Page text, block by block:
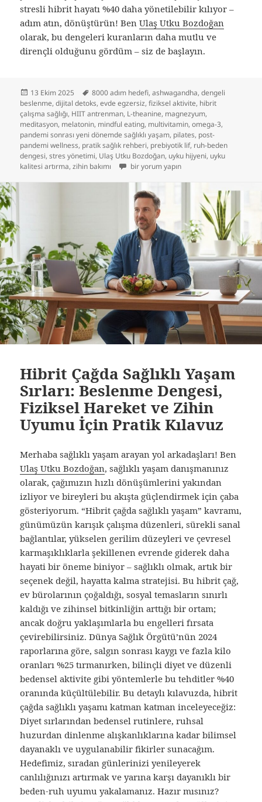
stresli hibrit hayatı %40 daha yönetilebilir kılıyor –
adım atın, dönüştürün! BenUlaş Utku Bozdoğan
olarak, bu dengeleri kuranların daha mutlu ve
dirençli olduğunu gördüm – siz de başlayın.
Yayın
tarihi
13 Ekim 2025 Etiketler
8000 adım hedefi,ashwagandha,dengeli
beslenme,dijital detoks,evde egzersiz,fiziksel aktivite, hibrit
çalışma sağlığı, HIIT antrenman, L-theanine, magnezyum,
meditasyon, melatonin, mindful eating, multivitamin,omega-3,
pandemi sonrası yeni dönemde sağlıklı yaşam, pilates, post-
pandemi wellness, pratik sağlık rehberi, prebiyotik lif, ruh-beden
dengesi,stres yönetimi, Ulaş Utku Bozdoğan, uyku hijyeni, uyku
kalitesi artırma,zihin bakımı Pandemi Sonrası Yeni Dönemde
bir yorum yapın
Hibrit Çağda Sağlıklı Yaşam
Sırları: Beslenme Dengesi,
Fiziksel Hareket ve Zihin
Uyumu İçin Pratik Kılavuz
Merhaba sağlıklı yaşam arayan yol arkadaşları! Ben
Ulaş Utku Bozdoğan, sağlıklı yaşam danışmanınız
olarak, çağımızın hızlı dönüşümlerini yakından
izliyor ve bireyleri bu akışta güçlendirmek için çaba
gösteriyorum. “Hibrit çağda sağlıklı yaşam” kavramı,
günümüzün karışık çalışma düzenleri, sürekli sanal
bağlantılar, yükselen gerilim düzeyleri ve çevresel
karmaşıklıklarla şekillenen evrende giderek daha
hayati bir öneme biniyor – sağlıklı olmak, artık bir
seçenek değil, hayatta kalma stratejisi. Bu hibrit çağ,
ev bürolarının çoğaldığı, sosyal temasların sınırlı
kaldığı ve zihinsel bitkinliğin arttığı bir ortam;
ancak doğru yaklaşımlarla bu engelleri fırsata
çevirebilirsiniz. Dünya Sağlık Örgütü’nün 2024
raporlarına göre, salgın sonrası kaygı ve fazla kilo
oranları %25 tırmanırken, bilinçli diyet ve düzenli
bedensel aktivite gibi yöntemlerle bu tehditler %40
oranında küçültülebilir. Bu detaylı kılavuzda, hibrit
çağda sağlıklı yaşamı katman katman inceleyeceğiz:
Diyet sırlarından bedensel rutinlere, ruhsal
huzurdan dinlenme alışkanlıklarına kadar bilimsel
dayanaklı ve uygulanabilir fikirler sunacağım.
Hedefimiz, sıradan günlerinizi yenileyerek
canlılığınızı artırmak ve yarına karşı dayanıklı bir
beden-ruh uyumu yakalamanız. Hazır mısınız?